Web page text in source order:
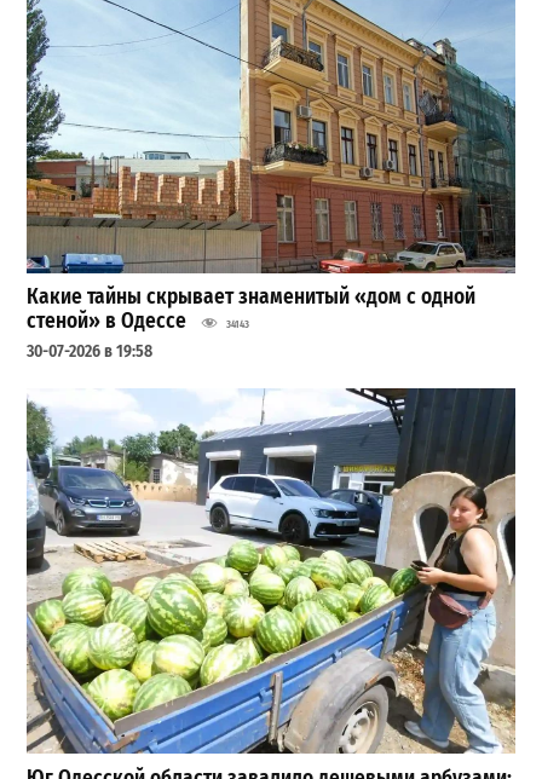
Какие тайны скрывает знаменитый «дом с одной
стеной» в Одессе
34143
30-07-2026 в 19:58